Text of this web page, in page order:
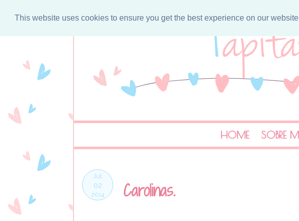
This website uses cookies to ensure you get the best experience on our
HOME SOBRE MÍ
Jul
02
2014 Carolinas.